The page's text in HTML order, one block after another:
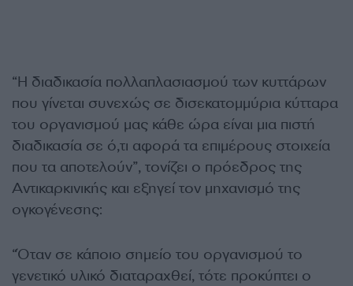
“Η διαδικασία πολλαπλασιασμού των κυττάρων
που γίνεται συνεχώς σε δισεκατομμύρια κύτταρα
του οργανισμού μας κάθε ώρα είναι μια πιστή
διαδικασία σε ό,τι αφορά τα επιμέρους στοιχεία
που τα αποτελούν”, τονίζει ο πρόεδρος της
Αντικαρκινικής και εξηγεί τον μηχανισμό της
ογκογένεσης:
“Όταν σε κάποιο σημείο του οργανισμού το
γενετικό υλικό διαταραχθεί, τότε προκύπτει ο